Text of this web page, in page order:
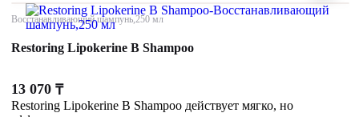
Восстанавливающий шампунь,250 мл
Restoring Lipokerine B Shampoo
13 070 ₸
Restoring Lipokerine B Shampoo действует мягко, но